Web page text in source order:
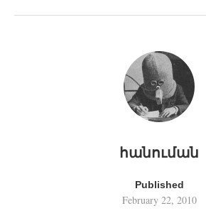
հանուման
Published
February 22, 2010